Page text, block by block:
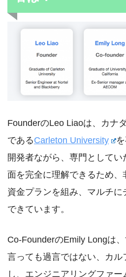
FounderのLeo Liaoは、カナ
であるCarleton University
開発者ながら、専門としてい
面を完全に理解できるため、
資金プランを組み、マルチ
できています。
Co-FounderのEmily Longは
言っても過言ではない、カ
し、エンジニアリングファー